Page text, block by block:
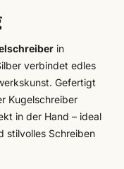
in
verbindet edles
Gefertigt
Kugelschreiber
in der Hand – ideal
stilvolles Schreiben